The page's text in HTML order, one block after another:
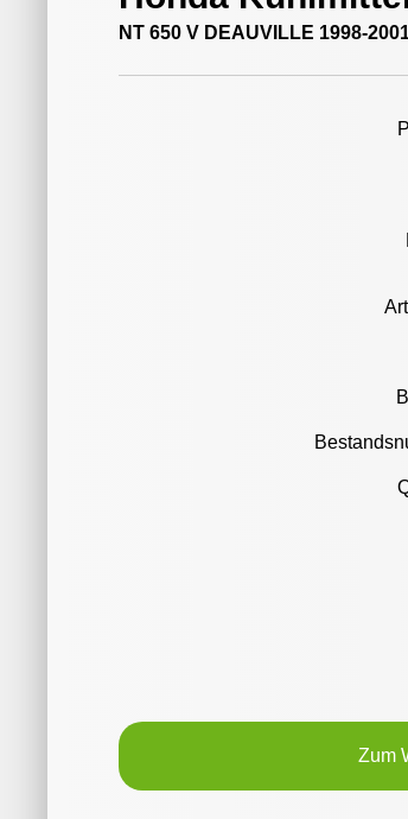
NT 650 V DEAUVILLE 1998-
Zum